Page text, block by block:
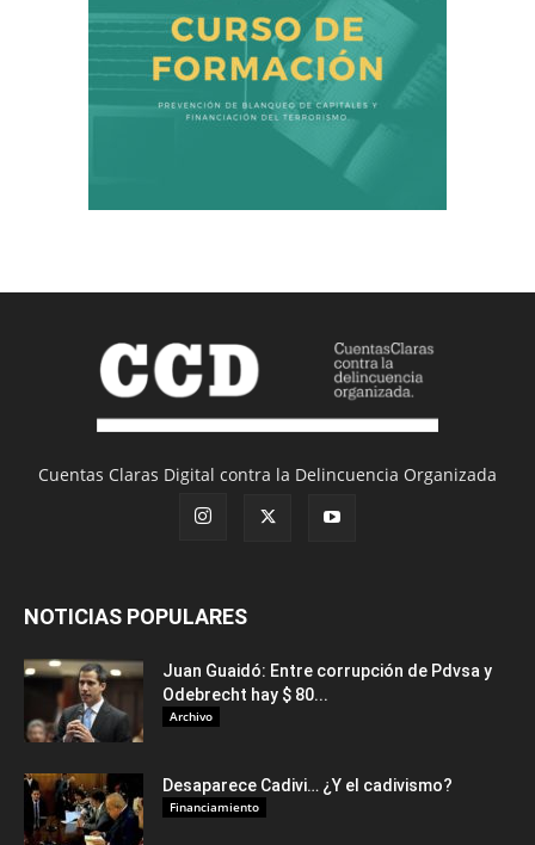
Cuentas Claras Digital contra la Delincuencia Organizada
NOTICIAS POPULARES
Juan Guaidó: Entre corrupción de Pdvsa y
Odebrecht hay $ 80...
Archivo
Desaparece Cadivi… ¿Y el cadivismo?
Financiamiento